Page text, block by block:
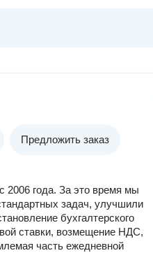
Предложить заказ
2006 года. За это время мы
задач, улучшили
бухгалтерского
ставки, возмещение НДС,
часть ежедневной